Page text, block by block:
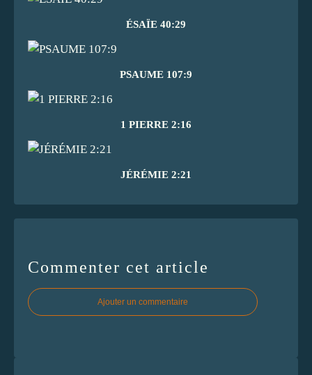
ÉSAÏE 40:29
PSAUME 107:9
1 PIERRE 2:16
JÉRÉMIE 2:21
Commenter cet article
Ajouter un commentaire